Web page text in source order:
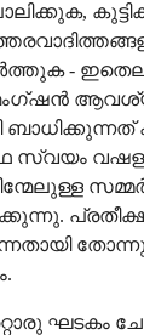
-
ഘടകം